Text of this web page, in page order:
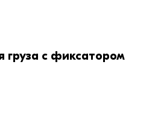
груза с фиксатором